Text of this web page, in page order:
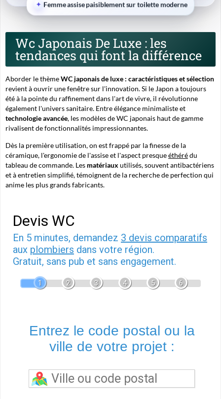
Femme assise paisiblement sur toilette moderne
Wc Japonais De Luxe : les
tendances qui font la différence
Aborder le thèmeWC japonais de luxe : caractéristiques et sélection
revient à ouvrir une fenêtre sur l'innovation. Si le Japon a toujours
été à la pointe du raffinement dans l'art de vivre, il révolutionne
également l'univers sanitaire. Entre élégance minimaliste et
technologie avancée, les modèles de WC japonais haut de gamme
rivalisent de fonctionnalités impressionnantes.
Dès la première utilisation, on est frappé par la finesse de la
céramique, l'ergonomie de l'assise et l'aspect presqueéthérédu
tableau de commande. Les matériaux utilisés, souvent antibactériens
et à entretien simplifié, témoignent de la recherche de perfection qui
anime les plus grands fabricants.
Devis WC
En 5 minutes, demandez 3 devis comparatifs
aux plombiers dans votre région.
Gratuit, sans pub et sans engagement.
1 2 3 4 5 6
Entrez le code postal ou la
ville de votre projet :